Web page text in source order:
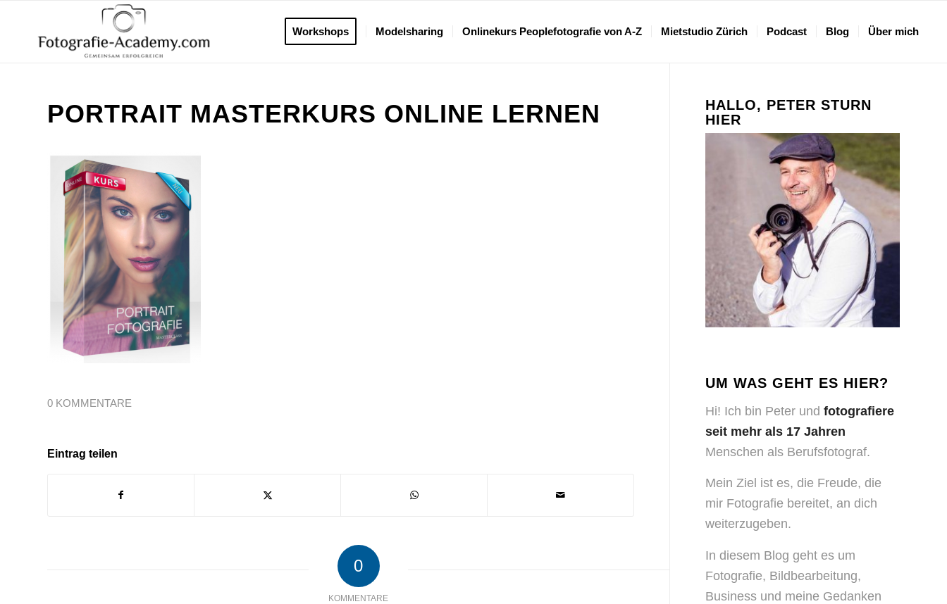
Workshops Modelsharing Onlinekurs Peoplefotografie von A-Z Mietstudio Zürich Podcast Blog Über mich
PORTRAIT MASTERKURS ONLINE LERNEN
0 KOMMENTARE
Eintrag teilen
0
KOMMENTARE
HALLO, PETER STURN
HIER
UM WAS GEHT ES HIER?
Hi! Ich bin Peter und fotografiere
seit mehr als 17 Jahren
Menschen als Berufsfotograf.
Mein Ziel ist es, die Freude, die
mir Fotografie bereitet, an dich
weiterzugeben.
In diesem Blog geht es um
Fotografie, Bildbearbeitung,
Business und meine Gedanken